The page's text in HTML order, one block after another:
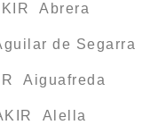
Abrera
de Segarra
Aiguafreda
Alella